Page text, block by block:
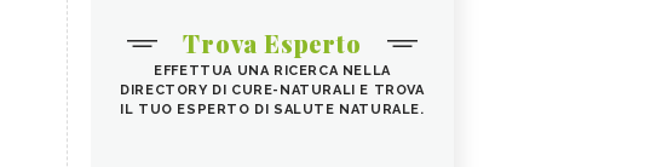
Trova Esperto
EFFETTUA UNA RICERCA NELLA
DIRECTORY DI CURE-NATURALI E TROVA
IL TUO ESPERTO DI SALUTE NATURALE.